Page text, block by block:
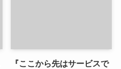
『ここから先はサービスで